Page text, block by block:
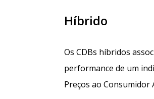
Híbrido
Os CDBs híbridos
performance de um
Preços ao Consumidor